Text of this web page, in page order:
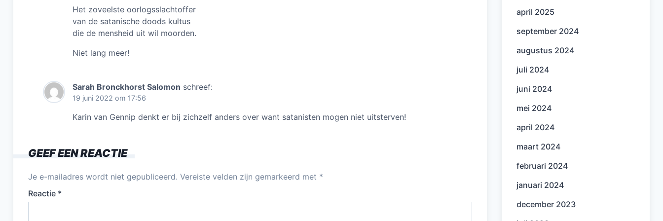
Het zoveelste oorlogsslachtoffer
van de satanische doods kultus
die de mensheid uit wil moorden.
Niet lang meer!
Sarah Bronckhorst Salomon schreef:
19 juni 2022 om 17:56
Karin van Gennip denkt er bij zichzelf anders over want satanisten mogen niet uitsterven!
GEEF EEN REACTIE
Je e-mailadres wordt niet gepubliceerd. Vereiste velden zijn gemarkeerd met *
Reactie *
april 2025
september 2024
augustus 2024
juli 2024
juni 2024
mei 2024
april 2024
maart 2024
februari 2024
januari 2024
december 2023